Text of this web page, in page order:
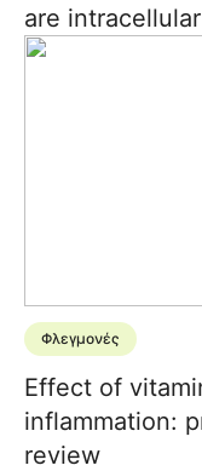
are
Φλεγμονές
Effect of
inflammation:
review